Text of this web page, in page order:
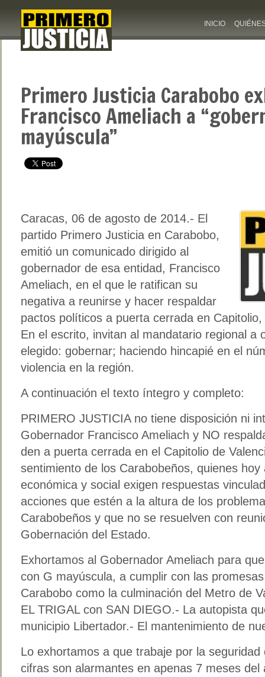
INICIO
Primero Justicia Carabobo
Francisco Ameliach a
mayúscula”
Caracas, 06 de agosto de 2014.- El
partido Primero Justicia en Carabobo,
emitió un comunicado dirigido al
gobernador de esa entidad, Francisco
Ameliach, en el que le ratifican su
negativa a reunirse y hacer respaldar
pactos políticos a puerta cerrada en
En el escrito, invitan al mandatario regional a
elegido: gobernar; haciendo hincapié en el
violencia en la región.
A continuación el texto íntegro y completo:
PRIMERO JUSTICIA no tiene disposición ni
Gobernador Francisco Ameliach y NO
den a puerta cerrada en el Capitolio de
sentimiento de los Carabobeños, quienes
económica y social exigen respuestas
acciones que estén a la altura de los
Carabobeños y que no se resuelven con
Gobernación del Estado.
Exhortamos al Gobernador Ameliach para
con G mayúscula, a cumplir con las
Carabobo como la culminación del Metro de
EL TRIGAL con SAN DIEGO.- La autopista
municipio Libertador.- El mantenimiento de
Lo exhortamos a que trabaje por la
cifras son alarmantes en apenas 7 meses del